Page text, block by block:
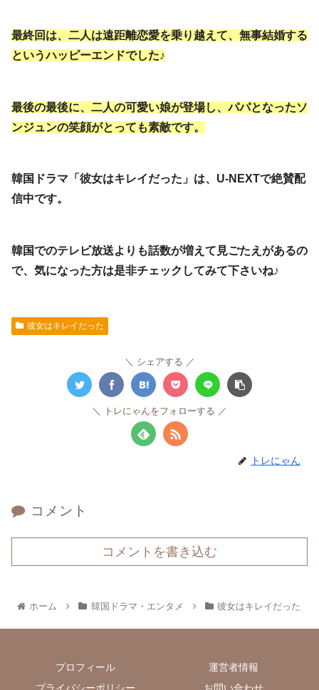
最終回は、二人は遠距離恋愛を乗り越えて、無事結婚する
というハッピーエンドでした♪
最後の最後に、二人の可愛い娘が登場し、パパとなったソ
ンジュンの笑顔がとっても素敵です。
韓国ドラマ「彼女はキレイだった」は、U-NEXTで絶賛配
信中です。
韓国でのテレビ放送よりも話数が増えて見ごたえがあるの
で、気になった方は是非チェックしてみて下さいね♪
彼女はキレイだった
シェアする
トレにゃんをフォローする
トレにゃん
コメント
コメントを書き込む
ホーム 韓国ドラマ・エンタメ 彼女はキレイだった
プロフィール
運営者情報